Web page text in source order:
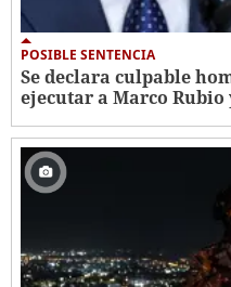
POSIBLE SENTENCIA
Se declara culpable
ejecutar a Marco